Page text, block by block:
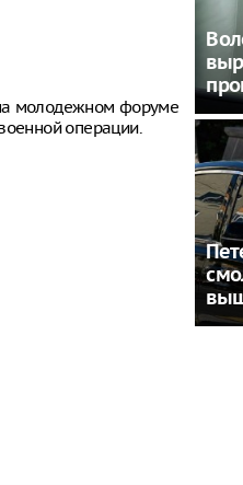
молодежном форуме
операции.